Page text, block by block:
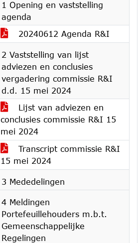
1 Opening en vaststelling
agenda
20240612 Agenda R&I
2 Vaststelling van lijst
adviezen en conclusies
vergadering commissie R&I
d.d. 15 mei 2024
Lijst van adviezen en
conclusies commissie R&I 15
mei 2024
Transcript commissie R&I
15 mei 2024
3 Mededelingen
4 Meldingen
Portefeuillehouders m.b.t.
Gemeenschappelijke
Regelingen